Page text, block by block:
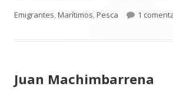
el
Emigrantes,Marítimos,Pesca 1
Juan Machimbarrena